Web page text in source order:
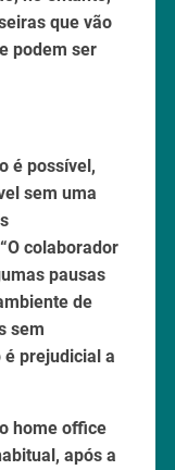
que vão
podem ser
é possível,
sem uma
colaborador
pausas
de
sem
prejudicial a
home office
após a